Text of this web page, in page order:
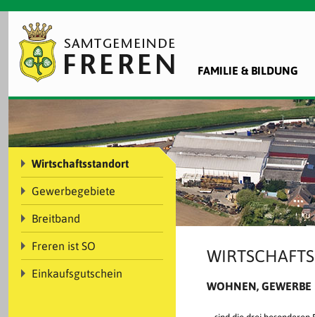
FAMILIE & BILDUNG
Wirtschaftsstandort
Gewerbegebiete
Breitband
Freren ist SO
Einkaufsgutschein
WOHNEN,